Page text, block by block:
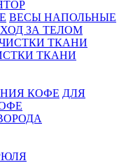
ВЕСЫ НАПОЛЬНЫЕ
ЗА ТЕЛОМ
ТКАНИ
ДЛЯ